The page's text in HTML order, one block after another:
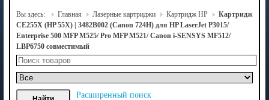
Вы здесь: Главная Лазерные картриджи Картридж HP
Картридж
CE255X (HP 55X) | 3482B002 (Canon 724H) для HP LaserJet P3015/
Enterprise 500 MFP M525/ Pro MFP M521/ Canon i-SENSYS MF512/
LBP6750 совместимый
Расширенный поиск